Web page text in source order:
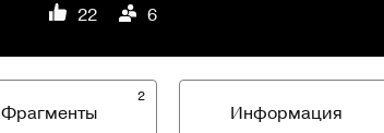
22 6
2
Фрагменты Информация